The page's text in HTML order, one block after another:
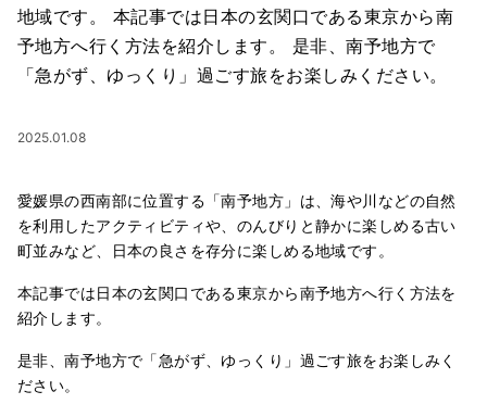
地域です。 本記事では日本の玄関口である東京から南
予地方へ行く方法を紹介します。 是非、南予地方で
「急がず、ゆっくり」過ごす旅をお楽しみください。
2025.01.08
愛媛県の西南部に位置する「南予地方」は、海や川などの自然
を利用したアクティビティや、のんびりと静かに楽しめる古い
町並みなど、日本の良さを存分に楽しめる地域です。
本記事では日本の玄関口である東京から南予地方へ行く方法を
紹介します。
是非、南予地方で「急がず、ゆっくり」過ごす旅をお楽しみく
ださい。